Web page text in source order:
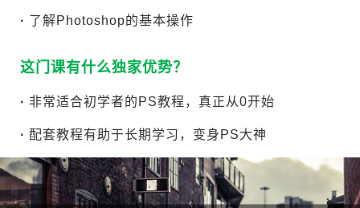
· 了解Photoshop的基本操作
这门课有什么独家优势？
· 非常适合初学者的PS教程，真正从0开始
· 配套教程有助于长期学习，变身PS大神